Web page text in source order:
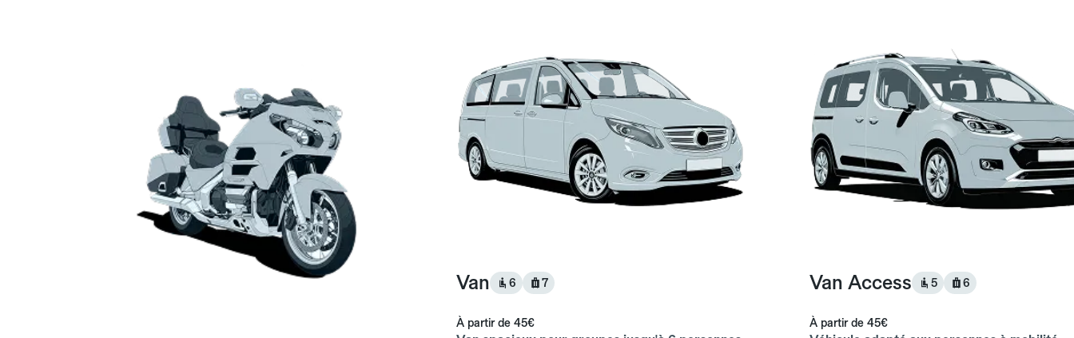
Van 6 7
À partir de 45€
Van Access 5 6
À partir de 45€